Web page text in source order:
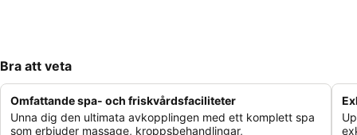
Bra att veta
Omfattande spa- och friskvårdsfaciliteter
Unna dig den ultimata avkopplingen med ett komplett spa
som erbjuder massage, kroppsbehandlingar,